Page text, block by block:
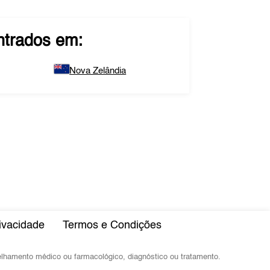
em:
Nova Zelândia
Termos e Condições
médico ou farmacológico, diagnóstico ou tratamento.